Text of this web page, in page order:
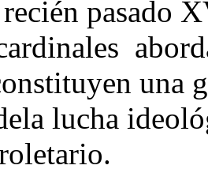
recién pasado
una
lucha